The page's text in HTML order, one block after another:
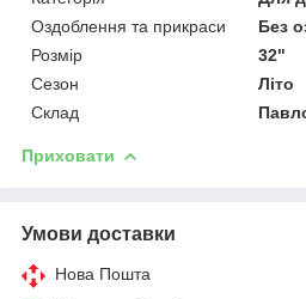
Оздоблення та прикраси
Без
Розмір
32"
Сезон
Літо
Склад
Приховати
Умови доставки
Нова Пошта